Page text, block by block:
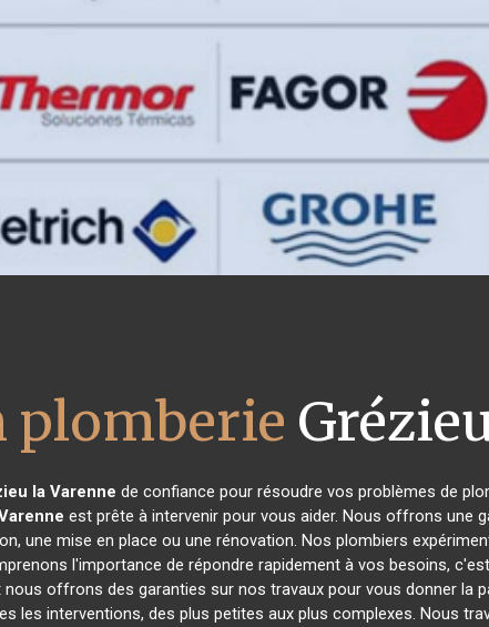
la Varenne de confiance pour résoudre vos problèmes de
est prête à intervenir pour vous aider. Nous offrons une
une mise en place ou une rénovation. Nos plombiers
l'importance de répondre rapidement à vos besoins,
offrons des garanties sur nos travaux pour vous donner la
les interventions, des plus petites aux plus complexes. Nous